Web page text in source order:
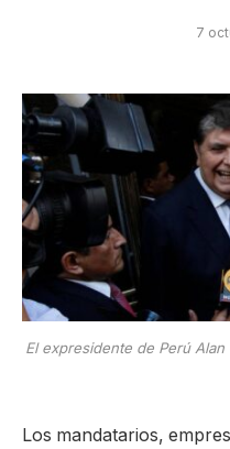
7
El expresidente de Perú
Los mandatarios,